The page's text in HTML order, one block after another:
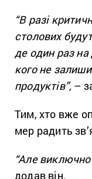
“В разі
столових
де один раз
кого не
продуктів”, –
Тим, хто вже
мер радить
“Але виключно
додав він.